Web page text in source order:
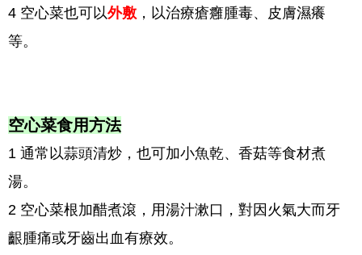
4 空心菜也可以外敷 ，以治療瘡癰腫毒、皮膚濕癢
等。
空心菜食用方法
1 通常以蒜頭清炒，也可加小魚乾、香菇等食材煮
湯。
2 空心菜根加醋煮滾，用湯汁漱口，對因火氣大而牙
齦腫痛或牙齒出血有療效。